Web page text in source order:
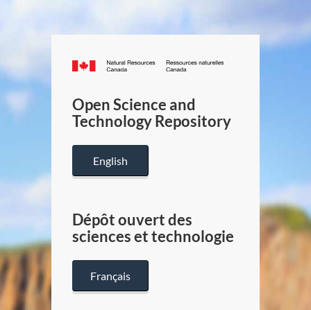
Canada.ca
/
Canada
Open Science and
Technology Repository
English
Dépôt ouvert des
sciences et technologie
Français